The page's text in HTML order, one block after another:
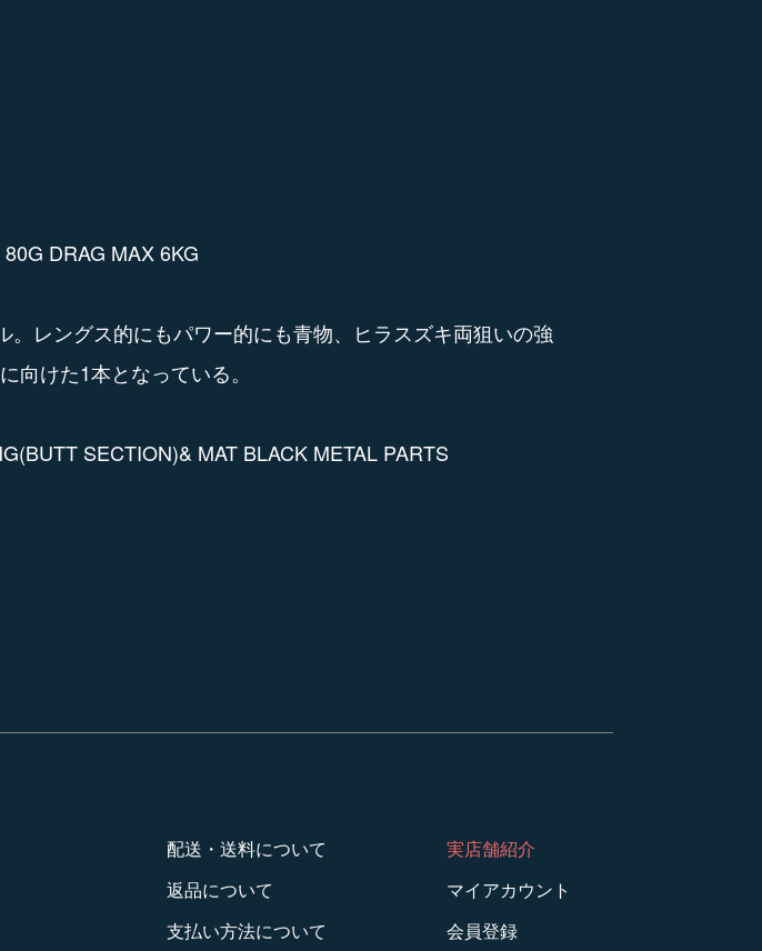
DRAG MAX 6KG
レングス的にもパワー的にも青物、ヒラスズキ両狙いの強
向けた1本となっている。
SECTION)& MAT BLACK METAL PARTS
配送・送料について
返品について
支払い方法について
実店舗紹介
マイアカウント
会員登録